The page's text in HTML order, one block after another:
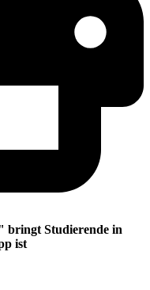
bringt Studierende in
ist